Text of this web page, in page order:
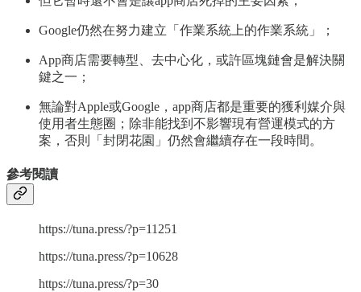
Google仍然在努力建立「作業系統上的作業系統」；
App商店需要轉型、去中心化，或許區塊鏈會是解決關
鍵之一；
無論對Apple或Google，app商店都是重要的獲利媒介與
使用者生態圈；除非能找到不影響現有營運模式的方
案，否則「封閉花園」仍然會繼續存在一段時間。
參考閱讀
https://tuna.press/?p=11251
https://tuna.press/?p=10628
https://tuna.press/?p=30